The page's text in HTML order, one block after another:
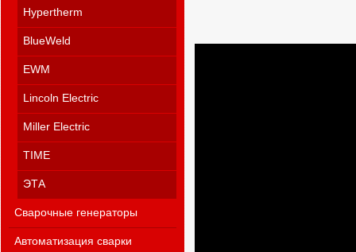
Hypertherm
BlueWeld
EWM
Lincoln Electric
Miller Electric
TIME
ЭТА
Сварочные генераторы
Автоматизация сварки